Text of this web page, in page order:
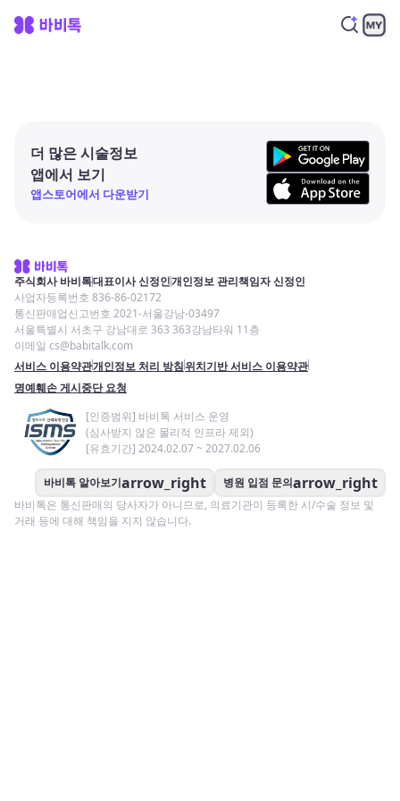
더 많은 시술정보
앱에서 보기
앱스토어에서 다운받기
주식회사 바비톡대표이사 신정인개인정보 관리책임자 신정인
사업자등록번호 836-86-02172
통신판매업신고번호 2021-서울강남-03497
서울특별시 서초구 강남대로 363 363강남타워 11층
이메일 cs@babitalk.com
서비스 이용약관개인정보 처리 방침위치기반 서비스 이용약관
명예훼손 게시중단 요청
[인증범위] 바비톡 서비스 운영
(심사받지 않은 물리적 인프라 제외)
[유효기간] 2024.02.07 ~ 2027.02.06
바비톡 알아보기arrow_right 병원 입점 문의arrow_right
바비톡은 통신판매의 당사자가 아니므로, 의료기관이 등록한 시/수술 정보 및
거래 등에 대해 책임을 지지 않습니다.